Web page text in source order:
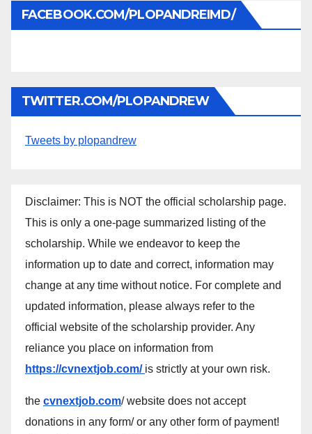
FACEBOOK.COM/PLOPANDREIMD/
TWITTER.COM/PLOPANDREW
Tweets by plopandrew
Disclaimer: This is NOT the official scholarship page.
This is only a one-page summarized listing of the
scholarship. While we endeavor to keep the
information up to date and correct, information may
change at any time without notice. For complete and
updated information, please always refer to the
official website of the scholarship provider. Any
reliance you place on information from
https://cvnextjob.com/ is strictly at your own risk.
the cvnextjob.com/ website does not accept
donations in any form/ or any other form of payment!